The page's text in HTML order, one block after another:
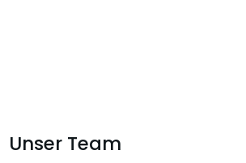
Unser Team